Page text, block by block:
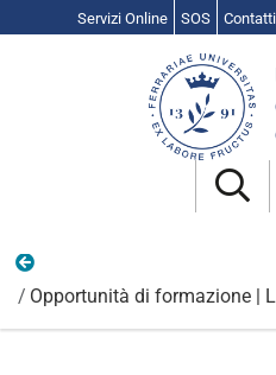
Servizi Online SOS Contatti
Opportunità di formazione |